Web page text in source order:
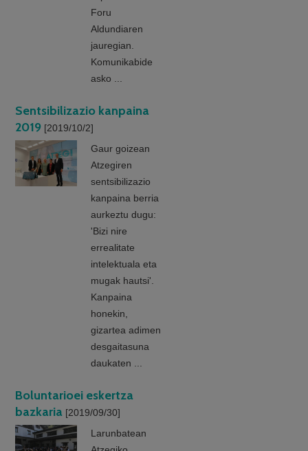
Foru
Aldundiaren
jauregian.
Komunikabide
asko ...
Sentsibilizazio kanpaina
2019 [2019/10/2]
Gaur goizean
Atzegiren
sentsibilizazio
kanpaina berria
aurkeztu dugu:
'Bizi nire
errealitate
intelektuala eta
mugak hautsi'.
Kanpaina
honekin,
gizartea adimen
desgaitasuna
daukaten ...
Boluntarioei eskertza
bazkaria [2019/09/30]
Larunbatean